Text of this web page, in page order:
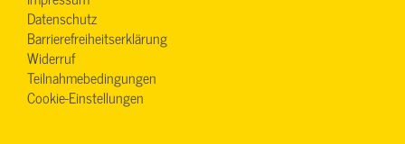
Datenschutz
Barrierefreiheitserklärung
Widerruf
Teilnahmebedingungen
Cookie-Einstellungen